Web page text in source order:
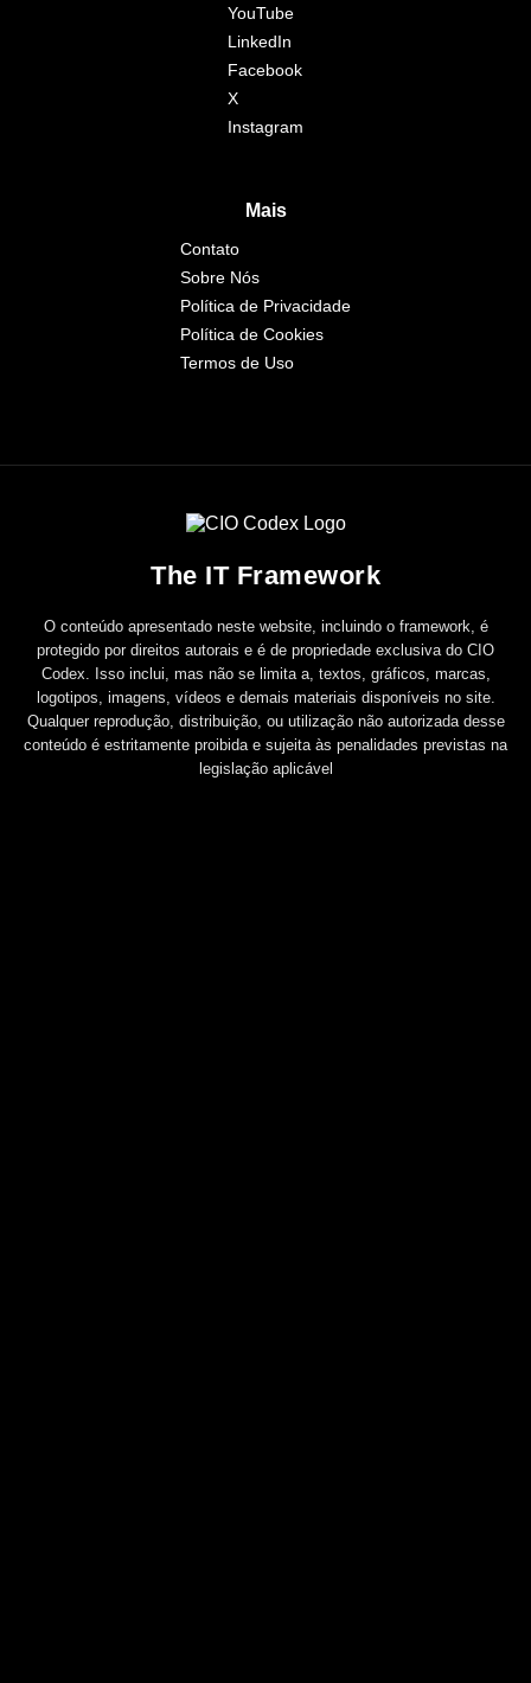
YouTube
LinkedIn
Facebook
X
Instagram
Mais
Contato
Sobre Nós
Política de Privacidade
Política de Cookies
Termos de Uso
The IT Framework
O conteúdo apresentado neste website, incluindo o framework, é
protegido por direitos autorais e é de propriedade exclusiva do CIO
Codex. Isso inclui, mas não se limita a, textos, gráficos, marcas,
logotipos, imagens, vídeos e demais materiais disponíveis no site.
Qualquer reprodução, distribuição, ou utilização não autorizada desse
conteúdo é estritamente proibida e sujeita às penalidades previstas na
legislação aplicável